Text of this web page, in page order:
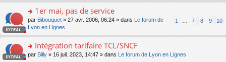
s
ré
e
n
lu
pl
ré
c
n
o
n
lu
le
u
e
s
s
a
n
o
er
le
m
e
s
s
o
s
er
le
1er mai, pas de service
1 7 8 9 10
par Bibouquet » 27 avr. 2006, 06:24 » dans
Le forum de
Lyon en Lignes
o
Intégration tarifaire TCL/SNCF
par Billy » 16 juil. 2023, 14:47 » dans Le forum de Lyon en Lignes